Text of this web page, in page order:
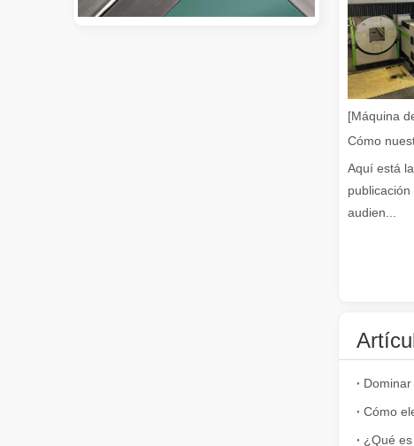
Guía 2026: Cómo las máquinas cortadoras de tubos por
[Máquina
Aquí está
audien...
¿Qué